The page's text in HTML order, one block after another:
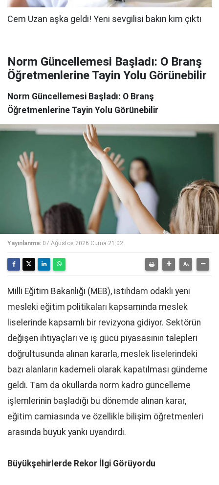
Norm Güncellemesi Başladı: O Branş
Öğretmenlerine Tayin Yolu Görünebilir
Norm Güncellemesi Başladı: O Branş
Öğretmenlerine Tayin Yolu Görünebilir
Yayınlanma: 07 Ağustos 2026 Cuma 21:02
Milli Eğitim Bakanlığı (MEB), istihdam odaklı yeni
mesleki eğitim politikaları kapsamında meslek
liselerinde kapsamlı bir revizyona gidiyor. Sektörün
değişen ihtiyaçları ve iş gücü piyasasının talepleri
doğrultusunda alınan kararla, meslek liselerindeki
bazı alanların kademeli olarak kapatılması gündeme
geldi. Tam da okullarda norm kadro güncelleme
işlemlerinin başladığı bu dönemde alınan karar,
eğitim camiasında ve özellikle bilişim öğretmenleri
arasında büyük yankı uyandırdı.
Büyükşehirlerde Rekor İlgi Görüyordu